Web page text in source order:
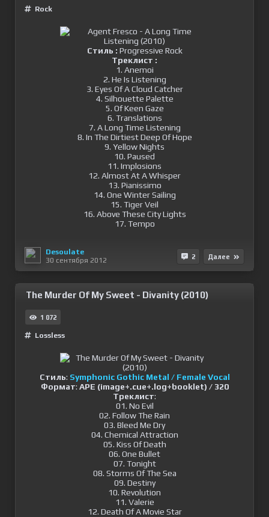
Rock
Стиль : Progressive Rock
Треклист :
1. Anemoi
2. He Is Listening
3. Eyes Of A Cloud Catcher
4. Silhouette Palette
5. Of Keen Gaze
6. Translations
7. A Long Time Listening
8. In The Dirtiest Deep Of Hope
9. Yellow Nights
10. Paused
11. Implosions
12. Almost At A Whisper
13. Pianissimo
14. One Winter Sailing
15. Tiger Veil
16. Above These City Lights
17. Tempo
Desoulate
30 сентября 2012
2 Далее
The Murder Of My Sweet - Divanity (2010)
1 072
Lossless
Стиль: Symphonic Gothic Metal / Female Vocal
Формат: APE (image+.cue+.log+booklet) / 320
Треклист:
01. No Evil
02. Follow The Rain
03. Bleed Me Dry
04. Chemical Attraction
05. Kiss Of Death
06. One Bullet
07. Tonight
08. Storms Of The Sea
09. Destiny
10. Revolution
11. Valerie
12. Death Of A Movie Star